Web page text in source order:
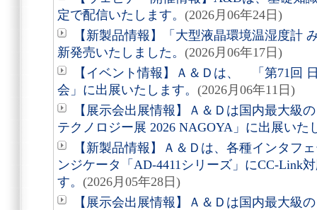
定で配信いたします。 (2026月06年24日)
【新製品情報】「大型液晶環境温湿度計
新発売いたしました。 (2026月06年17日)
【イベント情報】Ａ＆Ｄは、 「第71回
会」に出展いたします。 (2026月06年11日)
【展示会出展情報】Ａ＆Ｄは国内最大級
テクノロジー展 2026 NAGOYA」に出展いた
【新製品情報】Ａ＆Ｄは、各種インタフ
ンジケータ「AD-4411シリーズ」にCC-Link
す。 (2026月05年28日)
【展示会出展情報】Ａ＆Ｄは国内最大級